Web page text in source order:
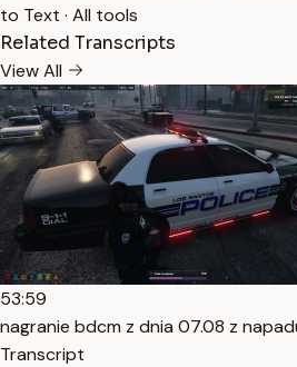
to Text · All tools
Related Transcripts
View All
53:59
nagranie bdcm z dnia 07.08 z
Transcript